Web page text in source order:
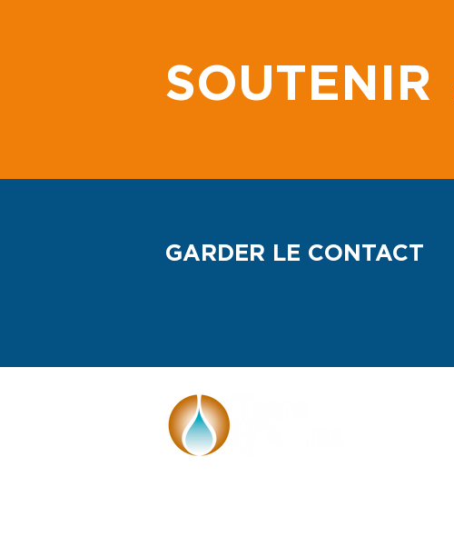
SOUTENIR
GARDER LE CONTACT